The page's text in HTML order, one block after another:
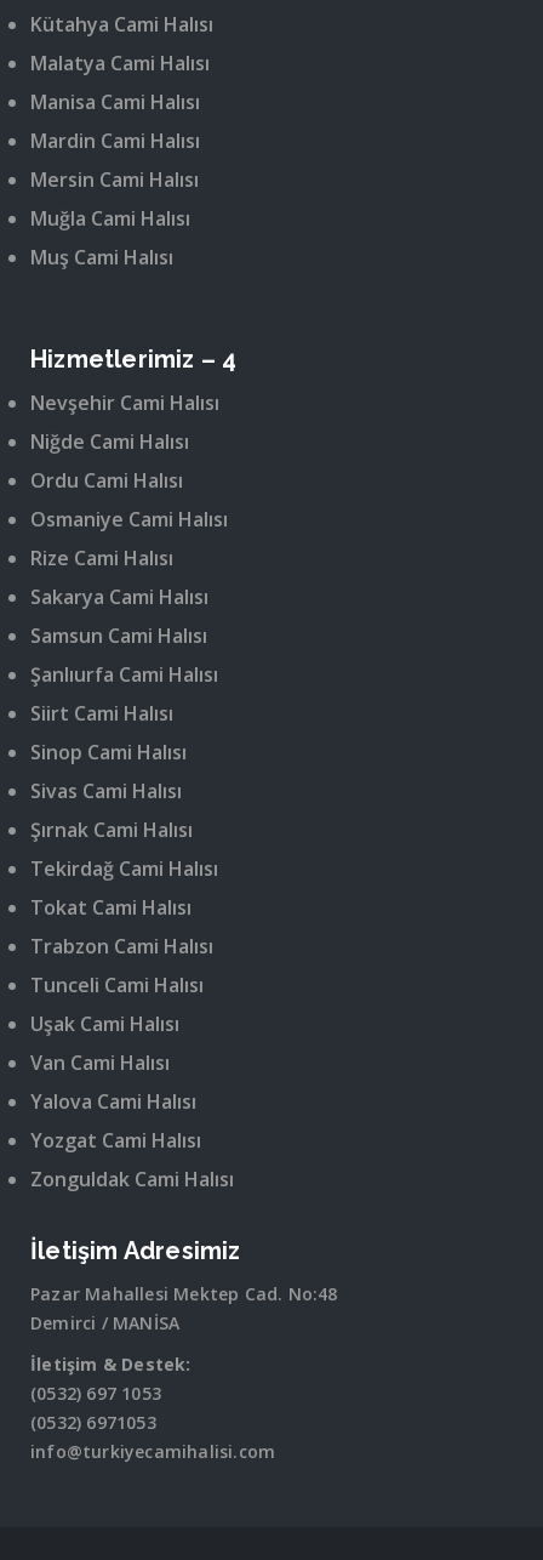
Kütahya Cami Halısı
Malatya Cami Halısı
Manisa Cami Halısı
Mardin Cami Halısı
Mersin Cami Halısı
Muğla Cami Halısı
Muş Cami Halısı
Hizmetlerimiz – 4
Nevşehir Cami Halısı
Niğde Cami Halısı
Ordu Cami Halısı
Osmaniye Cami Halısı
Rize Cami Halısı
Sakarya Cami Halısı
Samsun Cami Halısı
Şanlıurfa Cami Halısı
Siirt Cami Halısı
Sinop Cami Halısı
Sivas Cami Halısı
Şırnak Cami Halısı
Tekirdağ Cami Halısı
Tokat Cami Halısı
Trabzon Cami Halısı
Tunceli Cami Halısı
Uşak Cami Halısı
Van Cami Halısı
Yalova Cami Halısı
Yozgat Cami Halısı
Zonguldak Cami Halısı
İletişim Adresimiz
Pazar Mahallesi Mektep Cad. No:48
Demirci / MANİSA
İletişim & Destek:
(0532) 697 1053
(0532) 6971053
info@turkiyecamihalisi.com